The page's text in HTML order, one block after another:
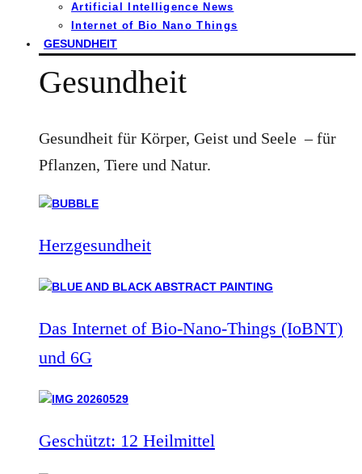
Artificial Intelligence News
Internet of Bio Nano Things
GESUNDHEIT
Gesundheit
Gesundheit für Körper, Geist und Seele – für
Pflanzen, Tiere und Natur.
Herzgesundheit
Das Internet of Bio-Nano-Things (IoBNT)
und 6G
Geschützt: 12 Heilmittel